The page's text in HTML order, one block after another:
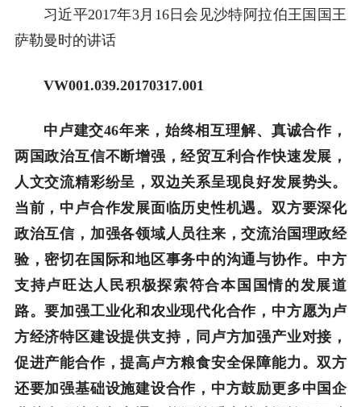
习近平2017年3月16日会见沙特阿拉伯王国国王
萨勒曼时的讲话
VW001.039.20170317.001
中卢建交46年来，始终相互理解、真诚合作，
两国政治互信不断增强，经贸互利合作快速发展，
人文交流精彩纷呈，双边关系呈现良好发展势头。
当前，中卢合作发展面临历史性机遇。双方要深化
政治互信，加强各领域人员往来，交流治国理政经
验，密切在国际和地区事务中的沟通与协作。中方
支持卢旺达人民积极探索符合本国国情的发展道
路。要加强工业化和农业现代化合作，中方愿为卢
方经济特区建设提供支持，同卢方加强产业对接，
促进产能合作，提高卢方粮食安全保障能力。双方
还要加强基础设施建设合作，中方鼓励更多中国企